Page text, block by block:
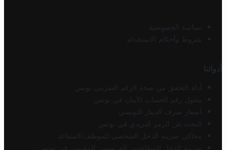
سياسة الخصوصية
شروط وأحكام الاستخدام
أدواتنا
أداة التحقق من صحة الرقم الضريبي تونس
محول رقم الحساب الآيبان في تونس
أسعار صرف الدينار التونسي
البحث عن الرمز البريدي في تونس
محاكي ضريبة الدخل الشخصي للموظف/المتقاعد
ضريبة الدخل للمتقاعدين الفرنسيين المقيمين في تونس